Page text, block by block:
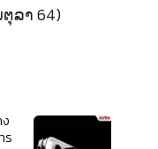
ຕຸລາ 64)
ร